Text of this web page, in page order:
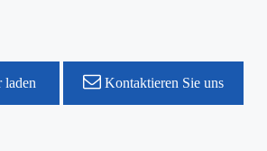
laden Kontaktieren Sie uns